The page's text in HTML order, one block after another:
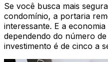
Se você busca mais
condomínio, a portaria
interessante. E a
dependendo do número
investimento é de cinco a